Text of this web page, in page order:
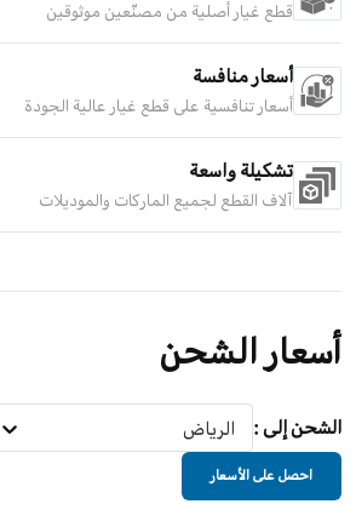
قطع غيار أصلية من مصنّعين موثوقين
أسعار منافسة
أسعار تنافسية على قطع غيار عالية الجودة
تشكيلة واسعة
آلاف القطع لجميع الماركات والموديلات
أسعار الشحن
الشحن إلى : الرياض
احصل على الأسعار